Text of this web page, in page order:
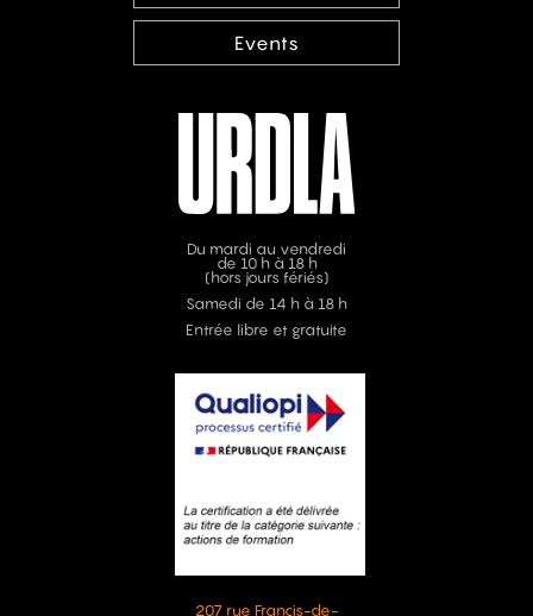
Events
Du mardi au vendredi
de 10 h à 18 h
(hors jours fériés)
Samedi de 14 h à 18 h
Entrée libre et gratuite
207 rue Francis-de-